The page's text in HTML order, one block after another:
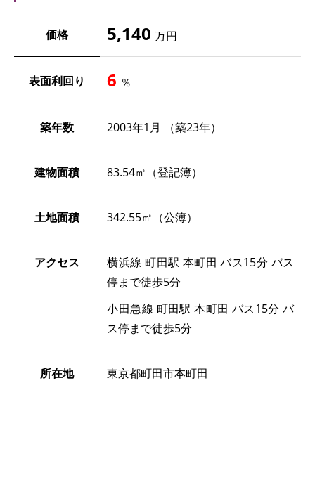
価格 5,140 万円
表面利回り 6 ％
築年数 2003年1月 （築23年）
建物面積 83.54㎡（登記簿）
土地面積 342.55㎡（公簿）
アクセス
横浜線 町田駅 本町田 バス15分 バス
停まで徒歩5分
小田急線 町田駅 本町田 バス15分 バ
ス停まで徒歩5分
所在地 東京都町田市本町田